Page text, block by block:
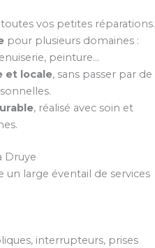
vos petites réparations.
pour plusieurs domaines :
peinture…
et locale, sans passer par de
, réalisé avec soin et
Druye
large éventail de services
interrupteurs, prises